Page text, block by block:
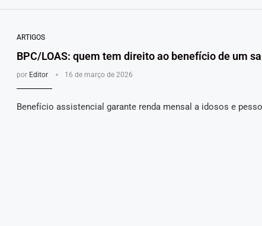
ARTIGOS
BPC/LOAS: quem tem direito ao benefício de um
por Editor 16 de março de 2026
Benefício assistencial garante renda mensal a idosos e